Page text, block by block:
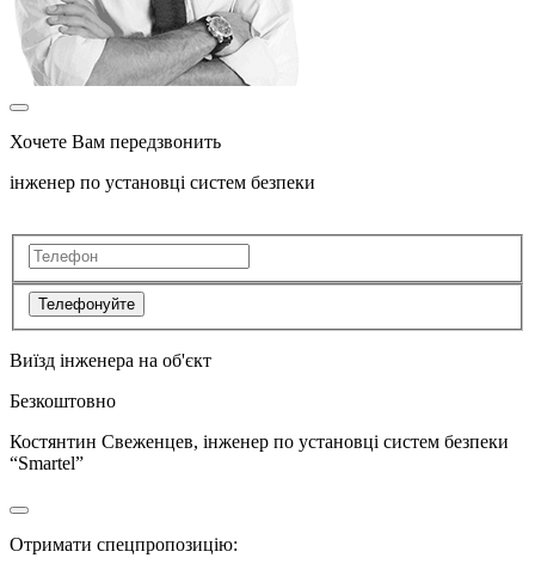
Хочете Вам передзвонить
інженер по установці систем безпеки
Телефонуйте
Виїзд інженера на об'єкт
Безкоштовно
Костянтин Свеженцев, інженер по установці систем безпеки
“Smartel”
Отримати спецпропозицію: